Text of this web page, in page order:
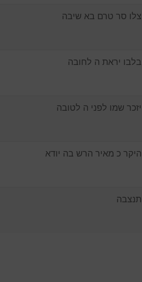
צלו סר טרם בא שיבה
בלבו יראת ה לחובה
יזכר שמו לפני ה לטובה
היקר כ מאיר הרש בה יודא
תנצבה